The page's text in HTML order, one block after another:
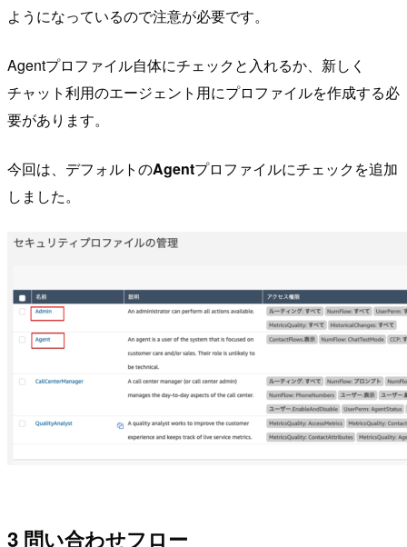
ようになっているので注意が必要です。
Agentプロファイル自体にチェックと入れるか、新しく
チャット利用のエージェント用にプロファイルを作成する必
要があります。
今回は、デフォルトのAgentプロファイルにチェックを追加
しました。
3 問い合わせフロー